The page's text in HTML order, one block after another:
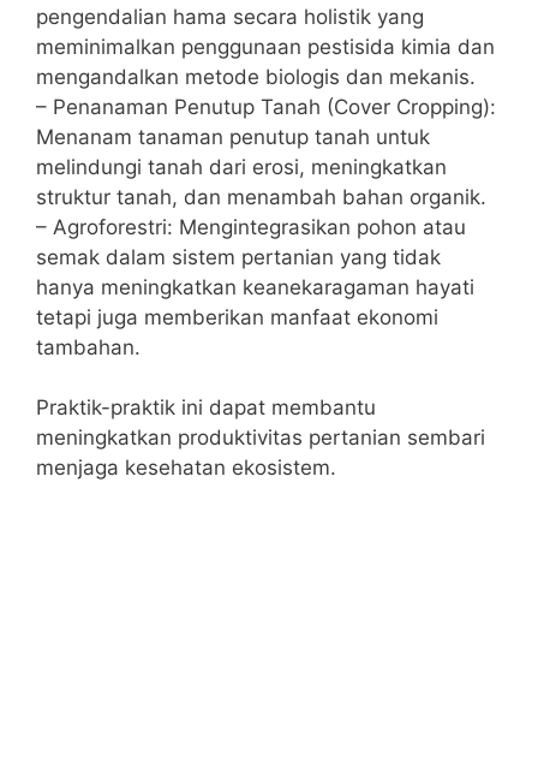
pengendalian hama secara holistik yang
meminimalkan penggunaan pestisida kimia dan
mengandalkan metode biologis dan mekanis.
– Penanaman Penutup Tanah (Cover Cropping):
Menanam tanaman penutup tanah untuk
melindungi tanah dari erosi, meningkatkan
struktur tanah, dan menambah bahan organik.
– Agroforestri: Mengintegrasikan pohon atau
semak dalam sistem pertanian yang tidak
hanya meningkatkan keanekaragaman hayati
tetapi juga memberikan manfaat ekonomi
tambahan.
Praktik-praktik ini dapat membantu
meningkatkan produktivitas pertanian sembari
menjaga kesehatan ekosistem.